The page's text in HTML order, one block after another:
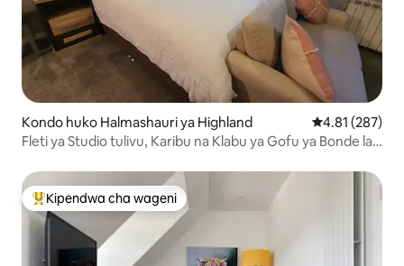
Kondo huko Halmashauri ya Highland Ukadiriaji wa
4.81 (287)
Fleti ya Studio tulivu, Karibu na Klabu ya Gofu ya Bonde la
Kipendwa maarufu cha wageni
Kipendwa cha wageni